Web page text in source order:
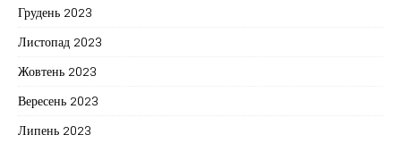
Грудень 2023
Листопад 2023
Жовтень 2023
Вересень 2023
Липень 2023